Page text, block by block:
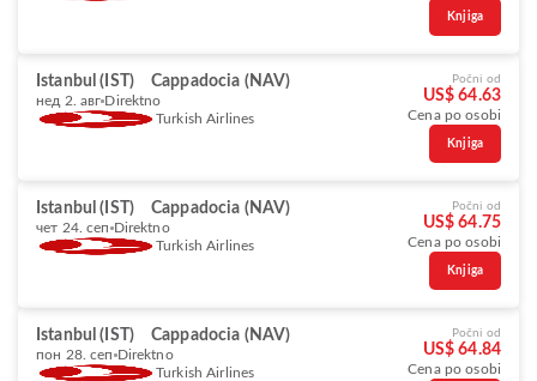
Knjiga
Istanbul (IST) Cappadocia (NAV)
нед 2. авг Direktno
Turkish Airlines
Počni od
US$ 64.63
Cena po osobi
Knjiga
Istanbul (IST) Cappadocia (NAV)
чет 24. сеп Direktno
Turkish Airlines
Počni od
US$ 64.75
Cena po osobi
Knjiga
Istanbul (IST) Cappadocia (NAV)
пон 28. сеп Direktno
Turkish Airlines
Počni od
US$ 64.84
Cena po osobi